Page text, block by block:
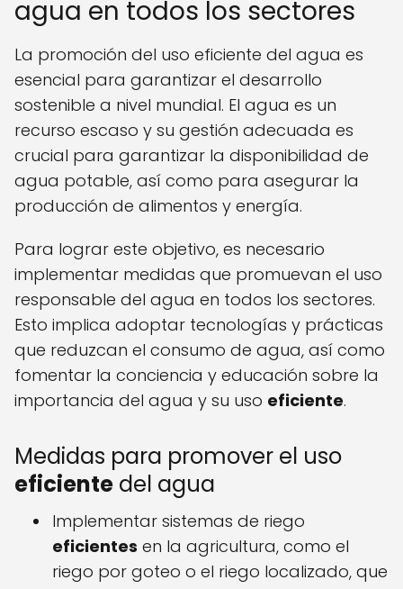
agua en todos los sectores
La promoción del uso eficiente del agua es
esencial para garantizar el desarrollo
sostenible a nivel mundial. El agua es un
recurso escaso y su gestión adecuada es
crucial para garantizar la disponibilidad de
agua potable, así como para asegurar la
producción de alimentos y energía.
Para lograr este objetivo, es necesario
implementar medidas que promuevan el uso
responsable del agua en todos los sectores.
Esto implica adoptar tecnologías y prácticas
que reduzcan el consumo de agua, así como
fomentar la conciencia y educación sobre la
importancia del agua y su uso eficiente.
Medidas para promover el uso
eficiente del agua
Implementar sistemas de riego
eficientes en la agricultura, como el
riego por goteo o el riego localizado, que